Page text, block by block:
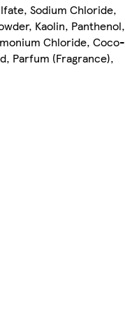
Sodium Chloride,
Kaolin, Panthenol,
Chloride, Coco-
Parfum (Fragrance),